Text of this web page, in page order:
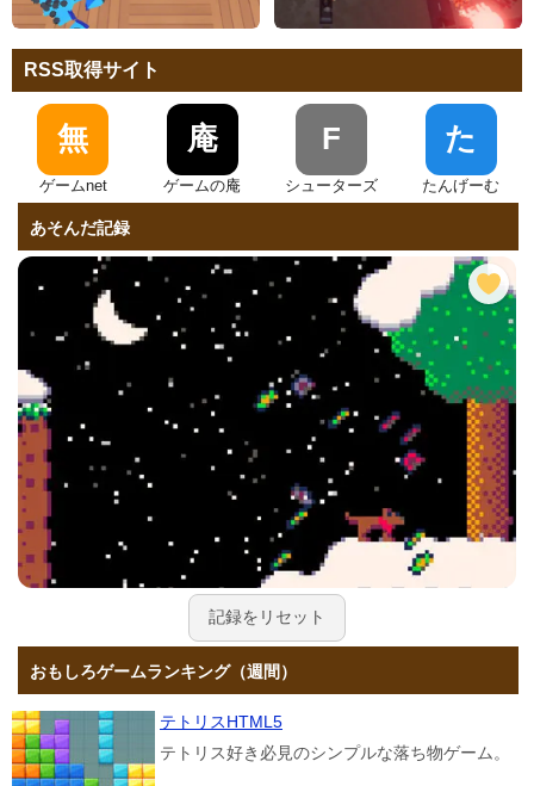
RSS取得サイト
無
ゲームnet
庵
ゲームの庵
F
シューターズ
た
たんげーむ
あそんだ記録
記録をリセット
おもしろゲームランキング（週間）
テトリスHTML5
テトリス好き必見のシンプルな落ち物ゲーム。